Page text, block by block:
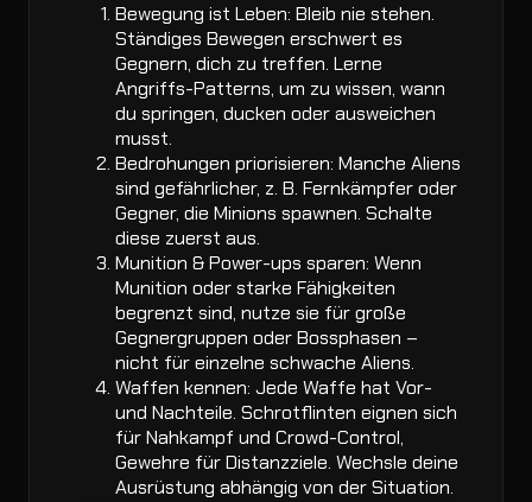
Bewegung ist Leben: Bleib nie stehen.
Ständiges Bewegen erschwert es
Gegnern, dich zu treffen. Lerne
Angriffs-Patterns, um zu wissen, wann
du springen, ducken oder ausweichen
musst.
Bedrohungen priorisieren: Manche Aliens
sind gefährlicher, z. B. Fernkämpfer oder
Gegner, die Minions spawnen. Schalte
diese zuerst aus.
Munition & Power-ups sparen: Wenn
Munition oder starke Fähigkeiten
begrenzt sind, nutze sie für große
Gegnergruppen oder Bossphasen –
nicht für einzelne schwache Aliens.
Waffen kennen: Jede Waffe hat Vor-
und Nachteile. Schrotflinten eignen sich
für Nahkampf und Crowd-Control,
Gewehre für Distanzziele. Wechsle deine
Ausrüstung abhängig von der Situation.